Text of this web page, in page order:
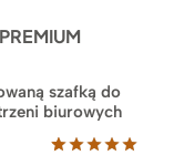
szafką do
biurowych